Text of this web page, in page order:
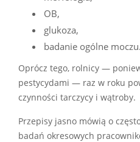
OB,
glukoza,
badanie ogólne moczu.
Oprócz tego, rolnicy —
pestycydami — raz w roku
czynności tarczycy i wątroby.
Przepisy jasno mówią o
badań okresowych